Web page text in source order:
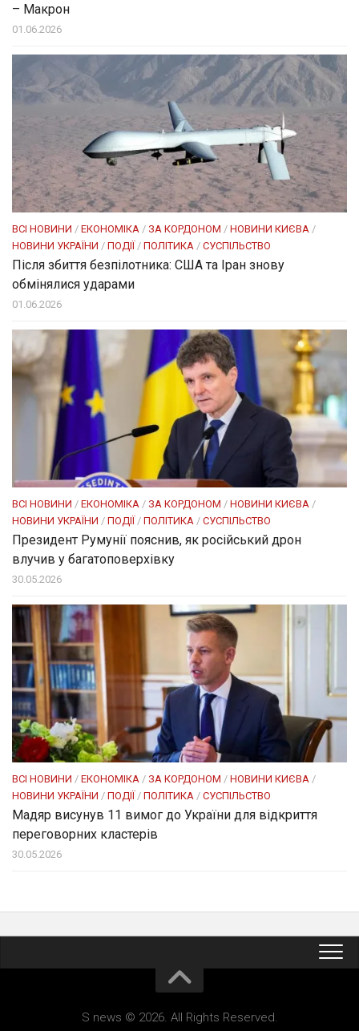
– Макрон
01.06.2026
ВСІ НОВИНИ / ЕКОНОМІКА / ЗА КОРДОНОМ / НОВИНИ КИЄВА /
НОВИНИ УКРАЇНИ / ПОДІЇ/ ПОЛІТИКА / СУСПІЛЬСТВО
Після збиття безпілотника: США та Іран знову
обмінялися ударами
01.06.2026
ВСІ НОВИНИ / ЕКОНОМІКА / ЗА КОРДОНОМ / НОВИНИ КИЄВА /
НОВИНИ УКРАЇНИ / ПОДІЇ/ ПОЛІТИКА / СУСПІЛЬСТВО
Президент Румунії пояснив, як російський дрон
влучив у багатоповерхівку
30.05.2026
ВСІ НОВИНИ / ЕКОНОМІКА / ЗА КОРДОНОМ / НОВИНИ КИЄВА /
НОВИНИ УКРАЇНИ / ПОДІЇ/ ПОЛІТИКА / СУСПІЛЬСТВО
Мадяр висунув 11 вимог до України для відкриття
переговорних кластерів
30.05.2026
S news © 2026. All Rights Reserved.